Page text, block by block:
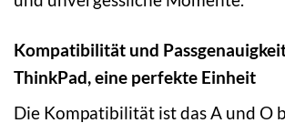
Kompatibilität und
ThinkPad, eine perfekte Einheit
Die Kompatibilität ist das A und O